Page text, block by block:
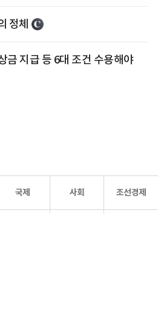
정체
금 지급 등 6대 조건 수용해야
국제 사회 조선경제